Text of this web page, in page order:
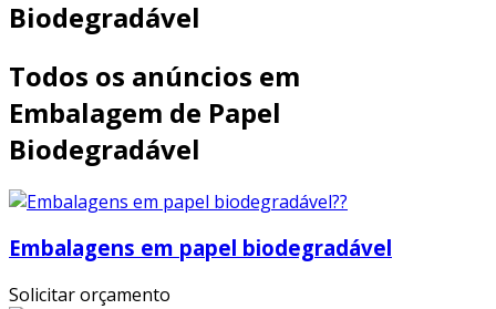
Biodegradável
Todos os anúncios em
Embalagem de Papel
Biodegradável
Embalagens em papel biodegradável
Solicitar orçamento